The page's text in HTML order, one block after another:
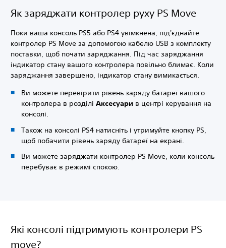
Як заряджати контролер руху PS Move
Поки ваша консоль PS5 або PS4 увімкнена, під'єднайте
контролер PS Move за допомогою кабелю USB з комплекту
поставки, щоб почати заряджання. Під час заряджання
індикатор стану вашого контролера повільно блимає. Коли
заряджання завершено, індикатор стану вимикається.
Ви можете перевірити рівень заряду батареї вашого
контролера в розділі Аксесуари в центрі керування на
консолі.
Також на консолі PS4 натисніть і утримуйте кнопку PS,
щоб побачити рівень заряду батареї на екрані.
Ви можете заряджати контролер PS Move, коли консоль
перебуває в режимі спокою.
Які консолі підтримують контролери PS
move?